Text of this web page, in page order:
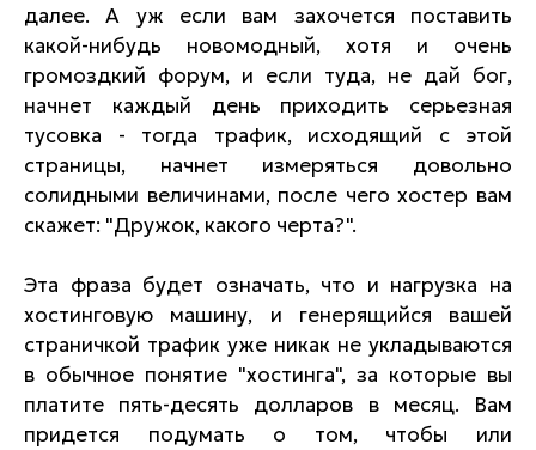
далее. А уж если вам захочется поставить
какой-нибудь новомодный, хотя и очень
громоздкий форум, и если туда, не дай бог,
начнет каждый день приходить серьезная
тусовка - тогда трафик, исходящий с этой
страницы, начнет измеряться довольно
солидными величинами, после чего хостер вам
скажет: "Дружок, какого черта?".
Эта фраза будет означать, что и нагрузка на
хостинговую машину, и генерящийся вашей
страничкой трафик уже никак не укладываются
в обычное понятие "хостинга", за которые вы
платите пять-десять долларов в месяц. Вам
придется подумать о том, чтобы или